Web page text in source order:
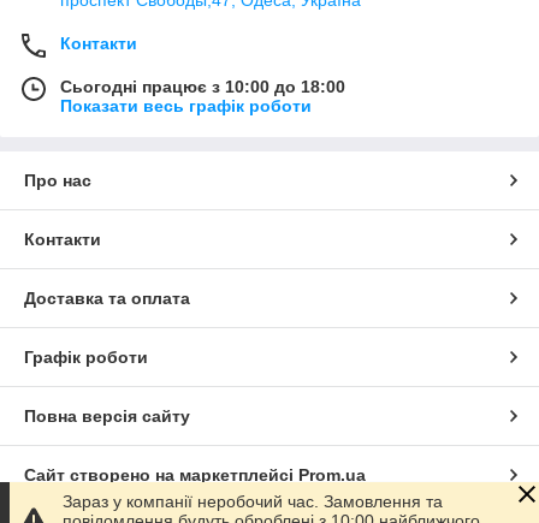
Контакти
Сьогодні працює з 10:00 до 18:00
Показати весь графік роботи
Про нас
Контакти
Доставка та оплата
Графік роботи
Повна версія сайту
Сайт створено на маркетплейсі Prom.ua
Зараз у компанії неробочий час. Замовлення та